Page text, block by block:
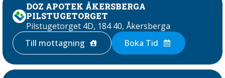
DOZ APOTEK ÅKERSBERGA
PILSTUGETORGET
Pilstugetorget 4D, 184 40, Åkersberga
Till mottagning
Boka Tid